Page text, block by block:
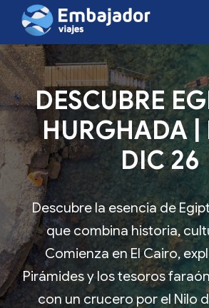
DESCUBRE
HURGHADA |
DIC 26
Descubre la esencia de
que combina historia,
Comienza en El Cairo,
Pirámides y los tesoros
con un crucero por el Nilo